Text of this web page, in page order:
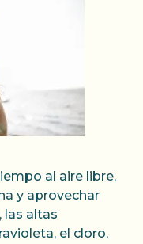
al aire libre,
y aprovechar
las altas
el cloro,